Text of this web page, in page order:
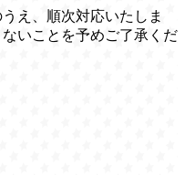
え、順次対応いたしま
いことを予めご了承くだ